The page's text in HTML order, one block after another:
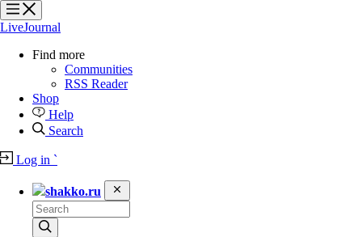
?
?
?
?
LiveJournal
Find more
Communities
RSS Reader
Shop
Help
Search
Log in `
shakko.ru